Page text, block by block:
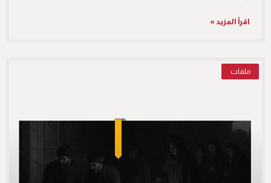
اقرأ المزيد »
ملفات